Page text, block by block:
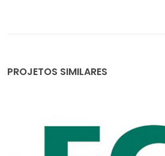
PROJETOS SIMILARES